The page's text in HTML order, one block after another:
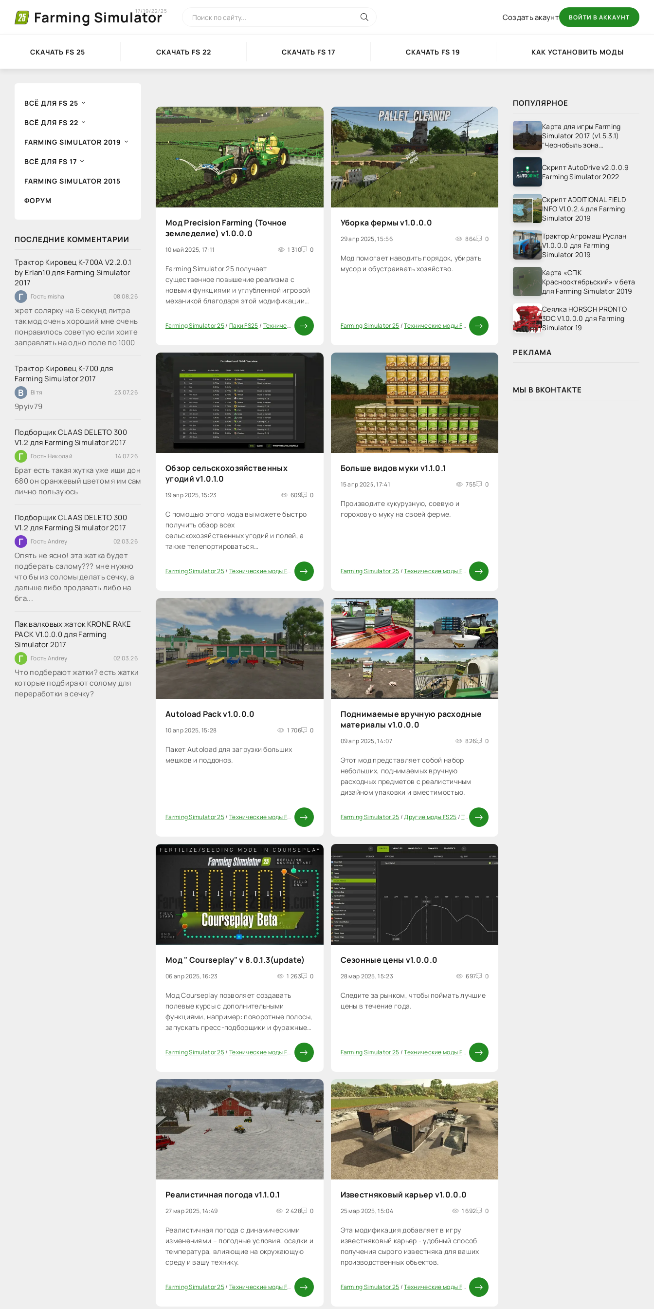
Farming Simulator
17/19/22/25
Создать акаунт ВОЙТИ В АККАУНТ
СКАЧАТЬ FS 25 СКАЧАТЬ FS 22 СКАЧАТЬ FS 17 СКАЧАТЬ FS 19 КАК УСТАНОВИТЬ МОДЫ
ВСЁ ДЛЯ FS 25
ВСЁ ДЛЯ FS 22
FARMING SIMULATOR 2019
ВСЁ ДЛЯ FS 17
FARMING SIMULATOR 2015
ФОРУМ
ПОСЛЕДНИЕ КОММЕНТАРИИ
Трактор Кировец К-700А V2.2.0.1
by Erlan10 для Farming Simulator
2017
Г Гость misha 08.08.26
жрет солярку на 6 секунд литра
так мод очень хороший мне очень
понравилось советую если хоите
заправлять на одно поле по 1000
Трактор Кировец К-700 для
Farming Simulator 2017
В Вітя 23.07.26
9руіv79
Подборщик CLAAS DELETO 300
V1.2 для Farming Simulator 2017
Г Гость Николай 14.07.26
Брат есть такая жутка уже ищи дон
680 он оранжевый цветом я им сам
лично пользуюсь
Подборщик CLAAS DELETO 300
V1.2 для Farming Simulator 2017
Г Гость Andrey 02.03.26
Опять не ясно! эта жатка будет
подберать салому??? мне нужно
что бы из соломы делать сечку, а
дальше либо продавать либо на
бга...
Пак валковых жаток KRONE RAKE
PACK V1.0.0.0 для Farming
Simulator 2017
Г Гость Andrey 02.03.26
Что подберают жатки? есть жатки
которые подбирают солому для
переработки в сечку?
Мод Precision Farming (Точное
земледелие) v1.0.0.0
10 май 2025, 17:11 1 310 0
Farming Simulator 25 получает
существенное повышение реализма с
новыми функциями и углубленной игровой
механикой благодаря этой модификации
0
Farming Simulator 25/ Паки FS25/ Технические моды FS25
Уборка фермы v1.0.0.0
29 апр 2025, 15:56 864 0
Мод помогает наводить порядок, убирать
мусор и обустраивать хозяйство.
0
Farming Simulator 25/Технические моды FS25
Обзор сельскохозяйственных
угодий v1.0.1.0
19 апр 2025, 15:23 609 0
С помощью этого мода вы можете быстро
получить обзор всех
сельскохозяйственных угодий и полей, а
также телепортироваться
0
Farming Simulator 25/ Технические моды FS25
Больше видов муки v1.1.0.1
15 апр 2025, 17:41 755 0
Производите кукурузную, соевую и
гороховую муку на своей ферме.
0
Farming Simulator 25/Технические моды FS25 /Постройки FS25
Autoload Pack v1.0.0.0
10 апр 2025, 15:28 1 706 0
Пакет Autoload для загрузки больших
мешков и поддонов.
Farming Simulator 25/ Технические моды FS25
Поднимаемые вручную расходные
материалы v1.0.0.0
09 апр 2025, 14:07 826 0
Этот мод представляет собой набор
небольших, поднимаемых вручную
расходных предметов с реалистичным
дизайном упаковки и вместимостью.
0
Farming Simulator 25/Другие моды FS25/Технические моды FS25
Мод " Courseplay" v 8.0.1.3(update)
06 апр 2025, 16:23 1 263 0
Мод Courseplay позволяет создавать
полевые курсы с дополнительными
функциями, например: поворотные полосы,
запускать пресс-подборщики и фуражные
или комбайн, а также собирать и
Farming Simulator 25/ Технические моды FS25
Сезонные цены v1.0.0.0
28 мар 2025, 15:23 697 0
Следите за рынком, чтобы поймать лучшие
цены в течение года.
0
Farming Simulator 25/Технические моды FS25
Реалистичная погода v1.1.0.1
27 мар 2025, 14:49 2 428 0
Реалистичная погода с динамическими
изменениями – погодные условия, осадки и
температура, влияющие на окружающую
среду и вашу технику.
Farming Simulator 25/ Технические моды FS25
Известняковый карьер v1.0.0.0
25 мар 2025, 15:04 1 692 0
Эта модификация добавляет в игру
известняковый карьер - удобный способ
получения сырого известняка для ваших
производственных объектов.
0
Farming Simulator 25/Технические моды FS25 /Постройки FS25
ПОПУЛЯРНОЕ
Карта для игры Farming
Simulator 2017 (v1.5.3.1)
"Чернобыль зона
Скрипт AutoDrive v2.0.0.9
Farming Simulator 2022
Скрипт ADDITIONAL FIELD
INFO V1.0.2.4 для Farming
Simulator 2019
Трактор Агромаш Руслан
V1.0.0.0 для Farming
Simulator 2019
Карта «СПК
Краснооктябрьский» v бета
для Farming Simulator 2019
Сеялка HORSCH PRONTO
3DC V1.0.0.0 для Farming
Simulator 19
РЕКЛАМА
МЫ В ВКОНТАКТЕ